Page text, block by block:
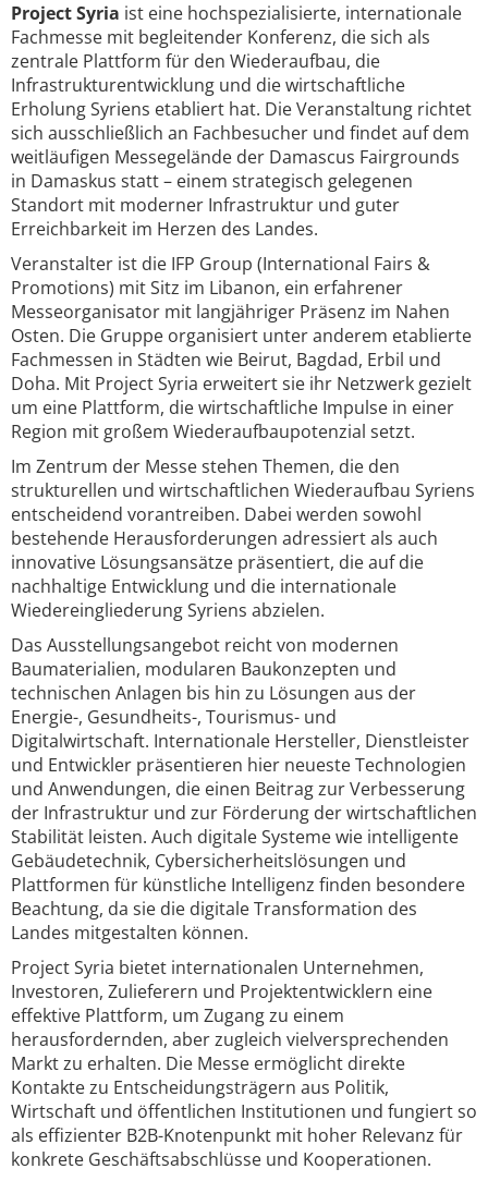
Project Syria ist eine hochspezialisierte, internationale
Fachmesse mit begleitender Konferenz, die sich als
zentrale Plattform für den Wiederaufbau, die
Infrastrukturentwicklung und die wirtschaftliche
Erholung Syriens etabliert hat. Die Veranstaltung richtet
sich ausschließlich an Fachbesucher und findet auf dem
weitläufigen Messegelände der Damascus Fairgrounds
in Damaskus statt – einem strategisch gelegenen
Standort mit moderner Infrastruktur und guter
Erreichbarkeit im Herzen des Landes.
Veranstalter ist die IFP Group (International Fairs &
Promotions) mit Sitz im Libanon, ein erfahrener
Messeorganisator mit langjähriger Präsenz im Nahen
Osten. Die Gruppe organisiert unter anderem etablierte
Fachmessen in Städten wie Beirut, Bagdad, Erbil und
Doha. Mit Project Syria erweitert sie ihr Netzwerk gezielt
um eine Plattform, die wirtschaftliche Impulse in einer
Region mit großem Wiederaufbaupotenzial setzt.
Im Zentrum der Messe stehen Themen, die den
strukturellen und wirtschaftlichen Wiederaufbau Syriens
entscheidend vorantreiben. Dabei werden sowohl
bestehende Herausforderungen adressiert als auch
innovative Lösungsansätze präsentiert, die auf die
nachhaltige Entwicklung und die internationale
Wiedereingliederung Syriens abzielen.
Das Ausstellungsangebot reicht von modernen
Baumaterialien, modularen Baukonzepten und
technischen Anlagen bis hin zu Lösungen aus der
Energie-, Gesundheits-, Tourismus- und
Digitalwirtschaft. Internationale Hersteller, Dienstleister
und Entwickler präsentieren hier neueste Technologien
und Anwendungen, die einen Beitrag zur Verbesserung
der Infrastruktur und zur Förderung der wirtschaftlichen
Stabilität leisten. Auch digitale Systeme wie intelligente
Gebäudetechnik, Cybersicherheitslösungen und
Plattformen für künstliche Intelligenz finden besondere
Beachtung, da sie die digitale Transformation des
Landes mitgestalten können.
Project Syria bietet internationalen Unternehmen,
Investoren, Zulieferern und Projektentwicklern eine
effektive Plattform, um Zugang zu einem
herausfordernden, aber zugleich vielversprechenden
Markt zu erhalten. Die Messe ermöglicht direkte
Kontakte zu Entscheidungsträgern aus Politik,
Wirtschaft und öffentlichen Institutionen und fungiert so
als effizienter B2B-Knotenpunkt mit hoher Relevanz für
konkrete Geschäftsabschlüsse und Kooperationen.